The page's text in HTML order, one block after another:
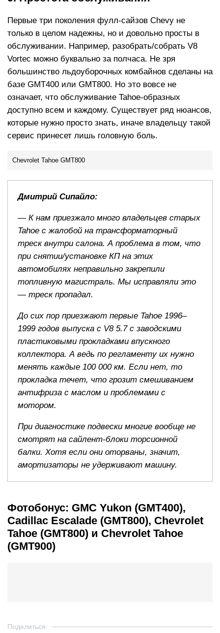
Первые три поколения фулл-сайзов Chevy не
только в целом надежны, но и довольно просты в
обслуживании. Например, разобрать/собрать V8
Vortec можно буквально за полчаса. Не зря
большинство льдоуборочных комбайнов сделаны на
базе GMT400 или GMT800. Но это вовсе не
означает, что обслуживание Tahoe-образных
доступно всем и каждому. Существует ряд нюансов,
которые нужно просто знать, иначе владельцу такой
сервис принесет лишь головную боль.
Chevrolet Tahoe GMT800
Дмитрий Сипайло:
— К нам приезжало много владельцев старых
Tahoe с жалобой на трансформаторный
треск внутри салона. А проблема в том, что
при снятии/установке КП на этих
автомобилях неправильно закрепили
топливную магистраль. Мы исправляли это
— треск пропадал.
До сих пор приезжают первые Tahoe 1996–
1999 годов выпуска с V8 5.7 с заводскими
пластиковыми прокладками впускного
коллектора. А ведь по регламенту их нужно
менять каждые 100 000 км. Если нет, то
прокладка течет, что грозит смешиванием
антифриза с маслом и проблемами с
мотором.
При диагностике подвески многие вообще не
смотрят на сайлент-блоки торсионной
балки. Хотя если они оторваны, значит,
амортизаторы не удерживают машину.
Фотобонус: GMC Yukon (GMT400),
Cadillac Escalade (GMT800), Chevrolet
Tahoe (GMT800) и Chevrolet Tahoe
(GMT900)
Поделиться: